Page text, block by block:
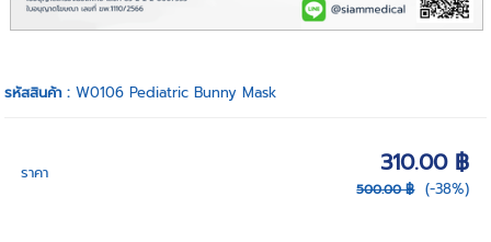
รหัสสินค้า :W0106 Pediatric Bunny Mask
ราคา 310.00 ฿
500.00 ฿ (-38%)